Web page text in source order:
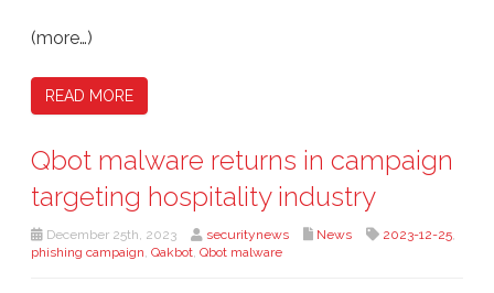
(more…)
READ MORE
Qbot malware returns in campaign
targeting hospitality industry
December 25th, 2023 securitynews News 2023-12-25,
phishing campaign, Qakbot, Qbot malware